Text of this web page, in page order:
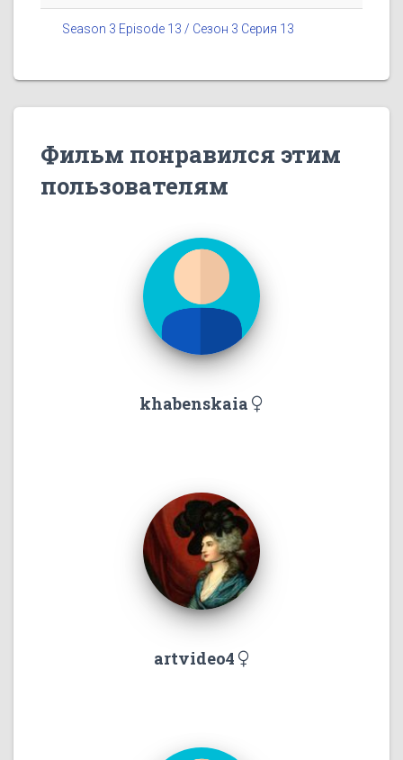
Season 3 Episode 13 / Сезон 3 Серия 13
Фильм понравился этим
пользователям
khabenskaia
artvideo4